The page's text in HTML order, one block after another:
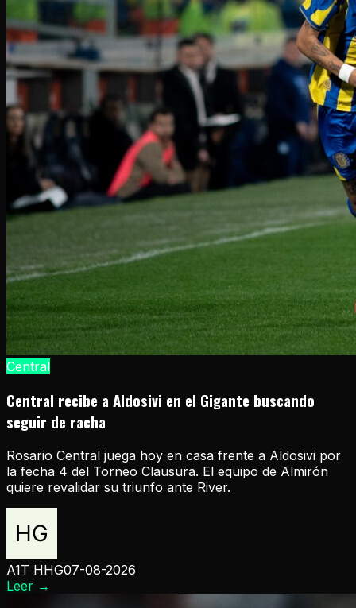
Central
Central recibe a Aldosivi en el Gigante buscando
seguir de racha
Rosario Central juega hoy en casa frente a Aldosivi por
la fecha 4 del Torneo Clausura. El equipo de Almirón
quiere revalidar su triunfo ante River.
A1T HHG07-08-2026
Leer →